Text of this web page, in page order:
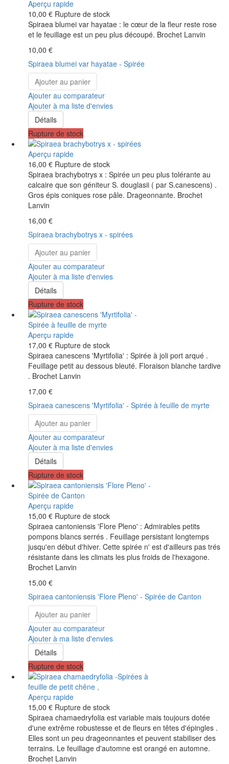
Aperçu rapide
10,00 € Rupture de stock
Spiraea blumei var hayatae : le cœur de la fleur reste rose
et le feuillage est un peu plus découpé. Brochet Lanvin
10,00 €
Spiraea blumei var hayatae - Spirée
Ajouter au panier
Ajouter au comparateur
Ajouter à ma liste d'envies
Détails
Rupture de stock
Aperçu rapide
16,00 € Rupture de stock
Spiraea brachybotrys x : Spirée un peu plus tolérante au
calcaire que son géniteur S. douglasii ( par S.canescens) .
Gros épis coniques rose pâle. Drageonnante. Brochet
Lanvin
16,00 €
Spiraea brachybotrys x - spirées
Ajouter au panier
Ajouter au comparateur
Ajouter à ma liste d'envies
Détails
Rupture de stock
Aperçu rapide
17,00 € Rupture de stock
Spiraea canescens 'Myrtifolia' : Spirée à joli port arqué .
Feuillage petit au dessous bleuté. Floraison blanche tardive
. Brochet Lanvin
17,00 €
Spiraea canescens 'Myrtifolia' - Spirée à feuille de myrte
Ajouter au panier
Ajouter au comparateur
Ajouter à ma liste d'envies
Détails
Rupture de stock
Aperçu rapide
15,00 € Rupture de stock
Spiraea cantoniensis 'Flore Pleno' : Admirables petits
pompons blancs serrés . Feuillage persistant longtemps
jusqu'en début d'hiver. Cette spirée n' est d'ailleurs pas trés
résistante dans les climats les plus froids de l'hexagone.
Brochet Lanvin
15,00 €
Spiraea cantoniensis 'Flore Pleno' - Spirée de Canton
Ajouter au panier
Ajouter au comparateur
Ajouter à ma liste d'envies
Détails
Rupture de stock
Aperçu rapide
15,00 € Rupture de stock
Spiraea chamaedryfolia est variable mais toujours dotée
d'une extrême robustesse et de fleurs en têtes d'épingles .
Elles sont un peu drageonnantes et peuvent stabiliser des
terrains. Le feuillage d'automne est orangé en automne.
Brochet Lanvin